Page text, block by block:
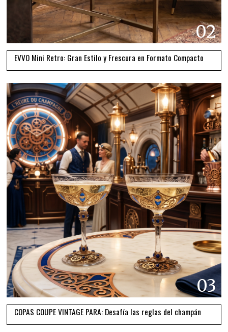
02
EVVO Mini Retro: Gran Estilo y Frescura en Formato Compacto
03
COPAS COUPE VINTAGE PARA: Desafía las reglas del champán